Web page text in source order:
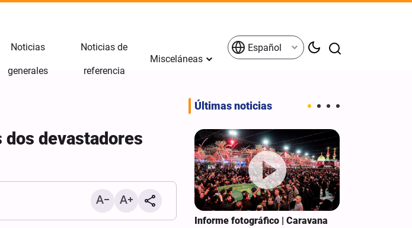
Noticias
generales
Noticias de
referencia
Misceláneas
Español
devastadores
Últimas noticias
Los seguidores de la escuela del
Informe fotográfico | Caravana